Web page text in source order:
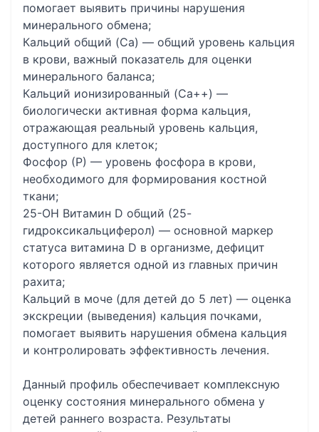
помогает выявить причины нарушения
минерального обмена;
Кальций общий (Ca) — общий уровень кальция
в крови, важный показатель для оценки
минерального баланса;
Кальций ионизированный (Ca++) —
биологически активная форма кальция,
отражающая реальный уровень кальция,
доступного для клеток;
Фосфор (Р) — уровень фосфора в крови,
необходимого для формирования костной
ткани;
25-OH Витамин D общий (25-
гидроксикальциферол) — основной маркер
статуса витамина D в организме, дефицит
которого является одной из главных причин
рахита;
Кальций в моче (для детей до 5 лет) — оценка
экскреции (выведения) кальция почками,
помогает выявить нарушения обмена кальция
и контролировать эффективность лечения.
Данный профиль обеспечивает комплексную
оценку состояния минерального обмена у
детей раннего возраста. Результаты